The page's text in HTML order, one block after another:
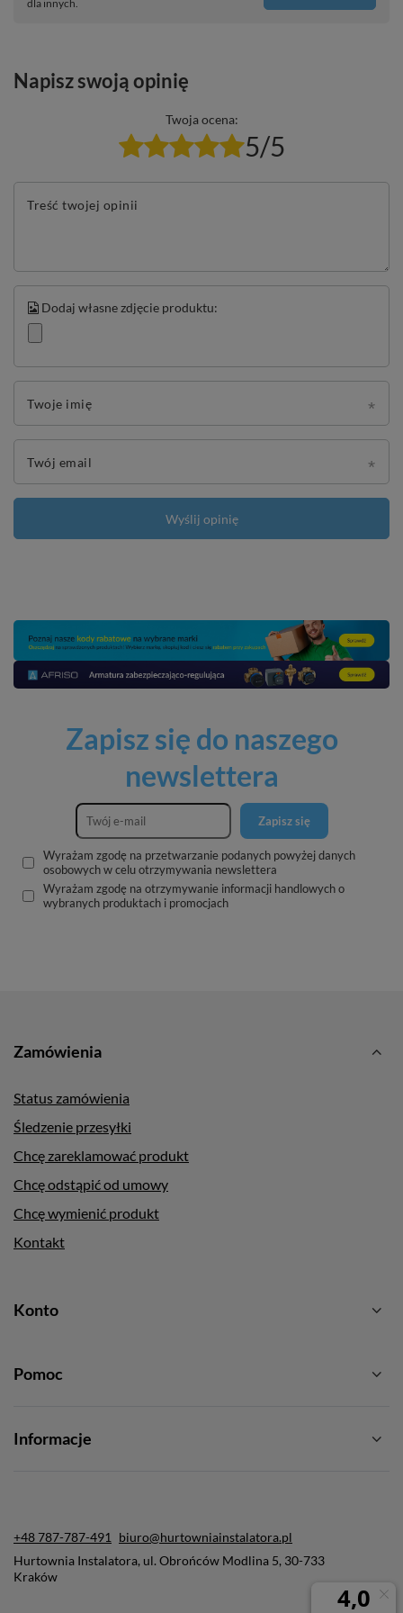
dla innych.
Napisz swoją opinię
Twoja ocena:
5/5
Treść twojej opinii
Dodaj własne zdjęcie produktu:
Twoje imię
Twój email
Wyślij opinię
Zapisz się do naszego
newslettera
Zapisz się
Wyrażam zgodę na przetwarzanie podanych powyżej danych
osobowych w celu otrzymywania newslettera
Wyrażam zgodę na otrzymywanie informacji handlowych o
wybranych produktach i promocjach
Zamówienia
Status zamówienia
Śledzenie przesyłki
Chcę zareklamować produkt
Chcę odstąpić od umowy
Chcę wymienić produkt
Kontakt
Konto
Pomoc
Informacje
+48 787-787-491
biuro@hurtowniainstalatora.pl
Hurtownia Instalatora, ul. Obrońców Modlina 5, 30-733
Kraków